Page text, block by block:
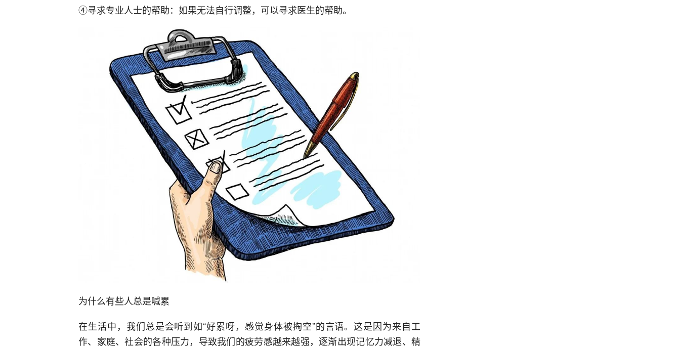
④寻求专业人士的帮助：如果无法自行调整，可以寻求医生的帮助。
为什么有些人总是喊累
在生活中，我们总是会听到如“好累呀，感觉身体被掏空”的言语。这是因为来自工
作、家庭、社会的各种压力，导致我们的疲劳感越来越强，逐渐出现记忆力减退、精